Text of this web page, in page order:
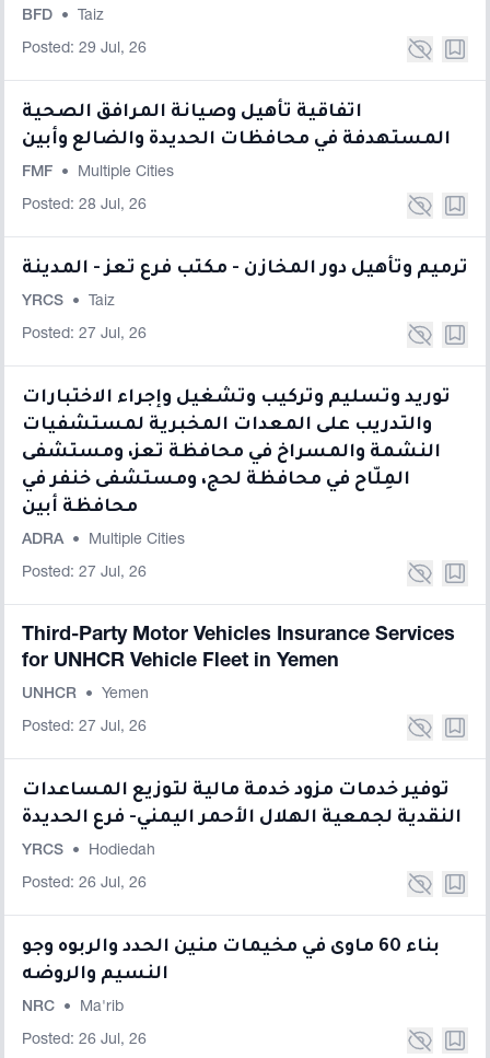
BFD • Taiz
Posted: 29 Jul, 26
اتفاقية تأهيل وصيانة المرافق الصحية
المستهدفة في محافظات الحديدة والضالع وأبين
FMF • Multiple Cities
Posted: 28 Jul, 26
ترميم وتأهيل دور المخازن - مكتب فرع تعز - المدينة
YRCS • Taiz
Posted: 27 Jul, 26
توريد وتسليم وتركيب وتشغيل وإجراء الاختبارات
والتدريب على المعدات المخبرية لمستشفيات
النشمة والمسراخ في محافظة تعز، ومستشفى
المِلّاح في محافظة لحج، ومستشفى خنفر في
محافظة أبين
ADRA • Multiple Cities
Posted: 27 Jul, 26
Third-Party Motor Vehicles Insurance Services
for UNHCR Vehicle Fleet in Yemen
UNHCR • Yemen
Posted: 27 Jul, 26
توفير خدمات مزود خدمة مالية لتوزيع المساعدات
النقدية لجمعية الهلال الأحمر اليمني- فرع الحديدة
YRCS • Hodiedah
Posted: 26 Jul, 26
بناء 60 ماوى في مخيمات منين الحدد والربوه وجو
النسيم والروضه
NRC • Ma'rib
Posted: 26 Jul, 26